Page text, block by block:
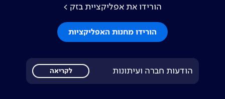
הורידו את אפליקציית בזק >
הורידו מחנות האפליקציות
הודעות חברה ועיתונות לקריאה